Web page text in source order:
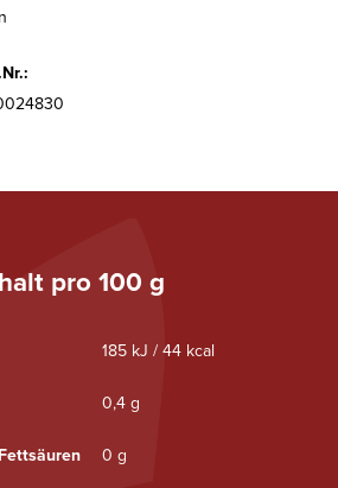
pro 100 g
185 kJ / 44 kcal
0,4 g
0 g